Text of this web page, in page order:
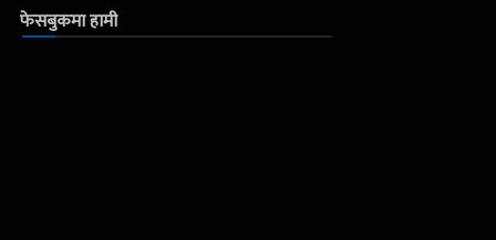
फेसबुकमा हामी